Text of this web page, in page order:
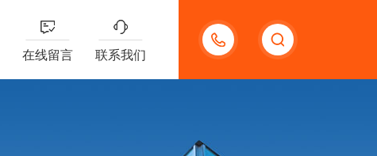
18123966210
在线留言 联系我们